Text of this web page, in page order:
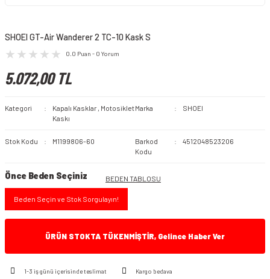
SHOEI GT-Air Wanderer 2 TC-10 Kask S
0.0 Puan - 0 Yorum
5.072,00 TL
Kategori Kapalı Kasklar , Motosiklet
Kaskı
Marka SHOEI
Stok Kodu M1199806-60
Barkod
Kodu
4512048523206
Önce Beden Seçiniz BEDEN TABLOSU
Beden Seçin ve Stok Sorgulayın!
ÜRÜN STOKTA TÜKENMİŞTİR, Gelince Haber Ver
1-3 iş günü içerisinde teslimat Kargo bedava